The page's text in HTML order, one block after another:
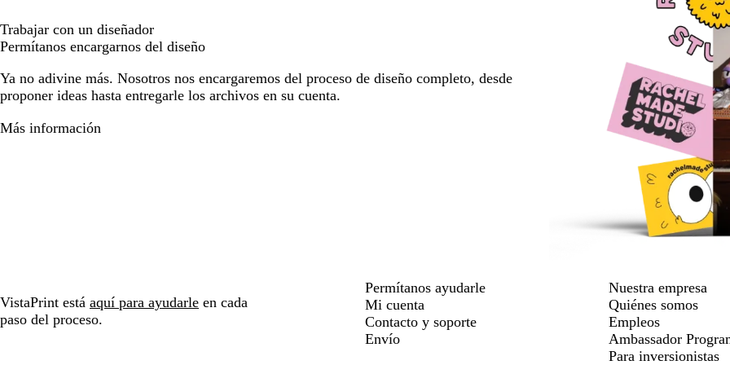
Trabajar con un diseñador
Permítanos encargarnos del diseño
Ya no adivine más. Nosotros nos encargaremos del proceso de diseño completo, desde
proponer ideas hasta entregarle los archivos en su cuenta.
Más información
VistaPrint está aquí para ayudarle en cada
paso del proceso.
Permítanos ayudarle
Mi cuenta
Contacto y soporte
Envío
Nuestra empresa
Quiénes somos
Empleos
Ambassador
Para inversionistas